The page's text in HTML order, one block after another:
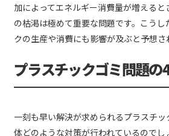
加によってエネルギー消費量が増える
の枯渇は極めて重要な問題です。こうし
クの生産や消費にも影響が及ぶと予想さ
プラスチックゴミ問題の
一刻も早い解決が求められるプラスチ
体どのような対策が行われているのでし